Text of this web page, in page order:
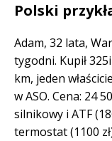
Polski
Adam, 32 lata,
tygodni. Kupił
km, jeden
w ASO. Cena: 24
silnikowy i ATF
termostat (1100